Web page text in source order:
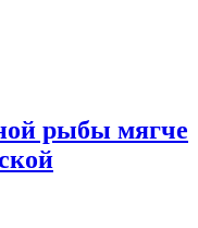
рыбы мягче